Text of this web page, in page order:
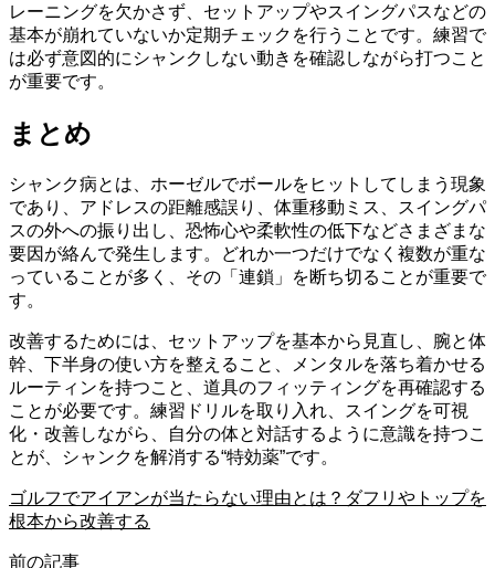
レーニングを欠かさず、セットアップやスイングパスなどの
基本が崩れていないか定期チェックを行うことです。練習で
は必ず意図的にシャンクしない動きを確認しながら打つこと
が重要です。
まとめ
シャンク病とは、ホーゼルでボールをヒットしてしまう現象
であり、アドレスの距離感誤り、体重移動ミス、スイングパ
スの外への振り出し、恐怖心や柔軟性の低下などさまざまな
要因が絡んで発生します。どれか一つだけでなく複数が重な
っていることが多く、その「連鎖」を断ち切ることが重要で
す。
改善するためには、セットアップを基本から見直し、腕と体
幹、下半身の使い方を整えること、メンタルを落ち着かせる
ルーティンを持つこと、道具のフィッティングを再確認する
ことが必要です。練習ドリルを取り入れ、スイングを可視
化・改善しながら、自分の体と対話するように意識を持つこ
とが、シャンクを解消する“特効薬”です。
ゴルフでアイアンが当たらない理由とは？ダフリやトップを
根本から改善する
前の記事